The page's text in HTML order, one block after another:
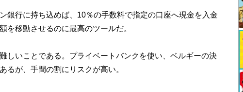
銀行に持ち込めば、10％の手数料で指定の口座へ現金を入金
を移動させるのに最高のツールだ。
しいことである。プライベートバンクを使い、ベルギーの決
るが、手間の割にリスクが高い。